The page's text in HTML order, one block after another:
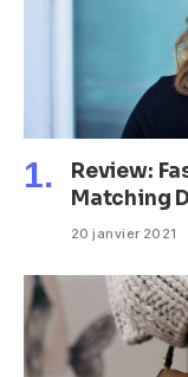
Review:
Matching
20 janvier 2021